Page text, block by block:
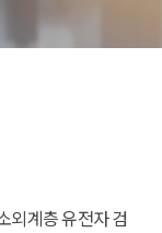
외계층 유전자 검